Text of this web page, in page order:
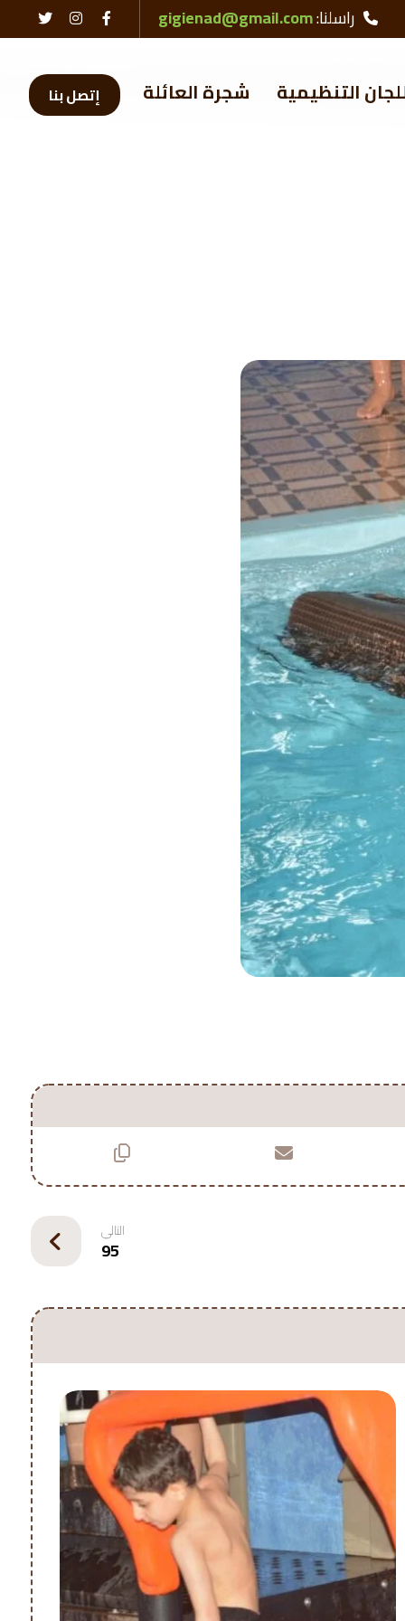
راسلنا:gigienad@gmail.com
إتصل بنا التنظيمية شجرة العائلة
التالي
95